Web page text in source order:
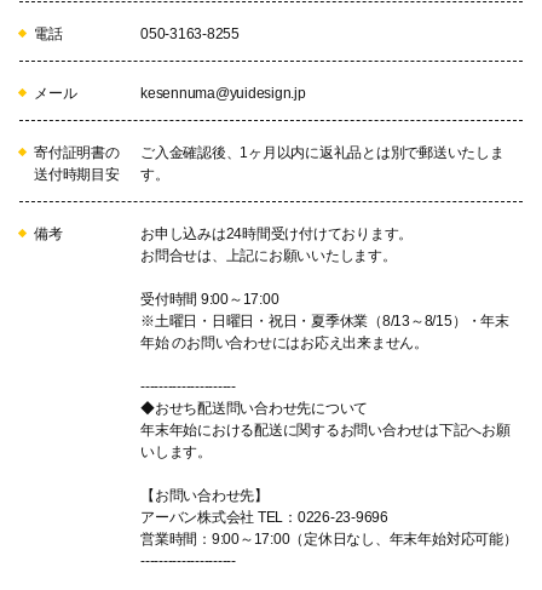
電話 050-3163-8255
メール kesennuma@yuidesign.jp
寄付証明書の
送付時期目安
ご入金確認後、1ヶ月以内に返礼品とは別で郵送いたしま
す。
備考
お申し込みは24時間受け付けております。
お問合せは、上記にお願いいたします。
受付時間 9:00～17:00
※土曜日・日曜日・祝日・夏季休業（8/13～8/15）・年末
年始 のお問い合わせにはお応え出来ません。
---------------------
◆おせち配送問い合わせ先について
年末年始における配送に関するお問い合わせは下記へお願
いします。
【お問い合わせ先】
アーバン株式会社 TEL：0226-23-9696
営業時間：9:00～17:00（定休日なし、年末年始対応可能）
---------------------